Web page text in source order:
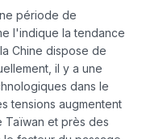
période de
l'indique la tendance
Chine dispose de
il y a une
dans le
tensions augmentent
Taïwan et près des